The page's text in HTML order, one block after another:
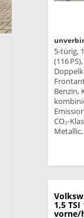
5-türig,
(116
Benzin,
CO₂-
1,5 TSI
vorne/